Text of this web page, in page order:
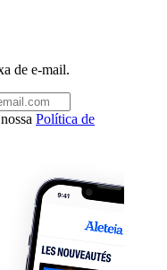
de e-mail.
Política de